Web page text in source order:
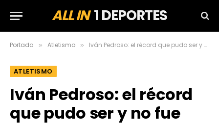
ALL IN1 DEPORTES
Portada » Atletismo » Iván Pedroso: el récord que pudo ser y no fue
ATLETISMO
Iván Pedroso: el récord
que pudo ser y no fue